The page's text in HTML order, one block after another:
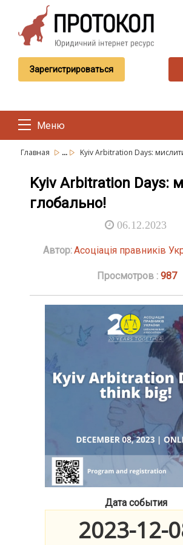
Зарегистрироваться
Меню
Главная ... Kyiv Arbitration Days:
Kyiv Arbitration Days:
глобально!
06.12.2023
Автор:Асоціація правників
Просмотров :987
Дата события
2023-12-